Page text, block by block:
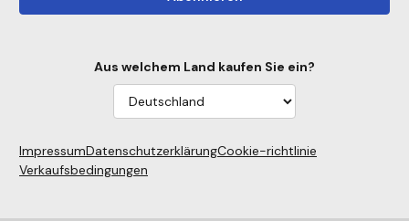
Aus welchem Land kaufen Sie ein?
ImpressumDatenschutzerklärungCookie-richtlinie
Verkaufsbedingungen